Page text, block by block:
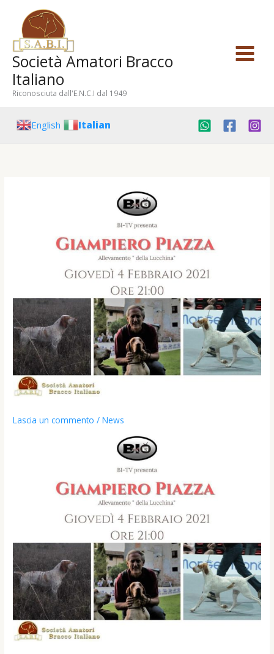
contenuto
Società Amatori Bracco
Italiano
Riconosciuta dall'E.N.C.I dal 1949
English Italian
Lascia un commento /News